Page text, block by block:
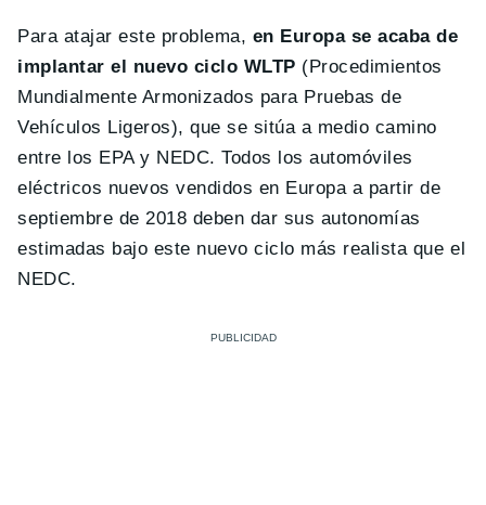
Para atajar este problema, en Europa se acaba de
implantar el nuevo ciclo WLTP (Procedimientos
Mundialmente Armonizados para Pruebas de
Vehículos Ligeros), que se sitúa a medio camino
entre los EPA y NEDC. Todos los automóviles
eléctricos nuevos vendidos en Europa a partir de
septiembre de 2018 deben dar sus autonomías
estimadas bajo este nuevo ciclo más realista que el
NEDC.